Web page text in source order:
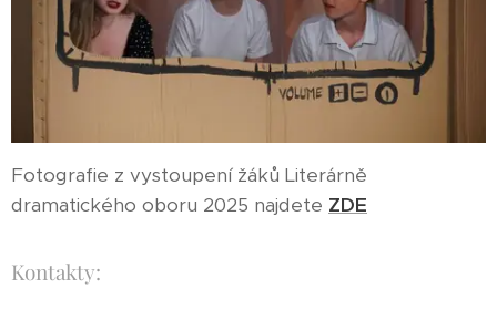
Fotografie z vystoupení žáků Literárně
dramatického oboru 2025 najdete ZDE
Kontakty: